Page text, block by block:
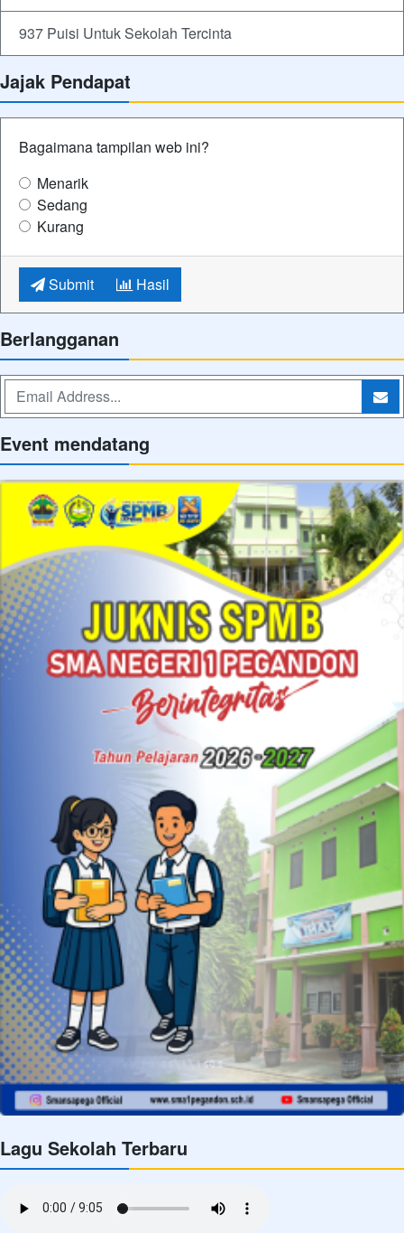
937 Puisi Untuk Sekolah Tercinta
Jajak Pendapat
Bagaimana tampilan web ini?
Menarik
Sedang
Kurang
Submit Hasil
Berlangganan
Event mendatang
Lagu Sekolah Terbaru